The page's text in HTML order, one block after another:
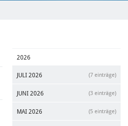
2026
JULI 2026 (7 einträge)
JUNI 2026 (3 einträge)
MAI 2026 (5 einträge)